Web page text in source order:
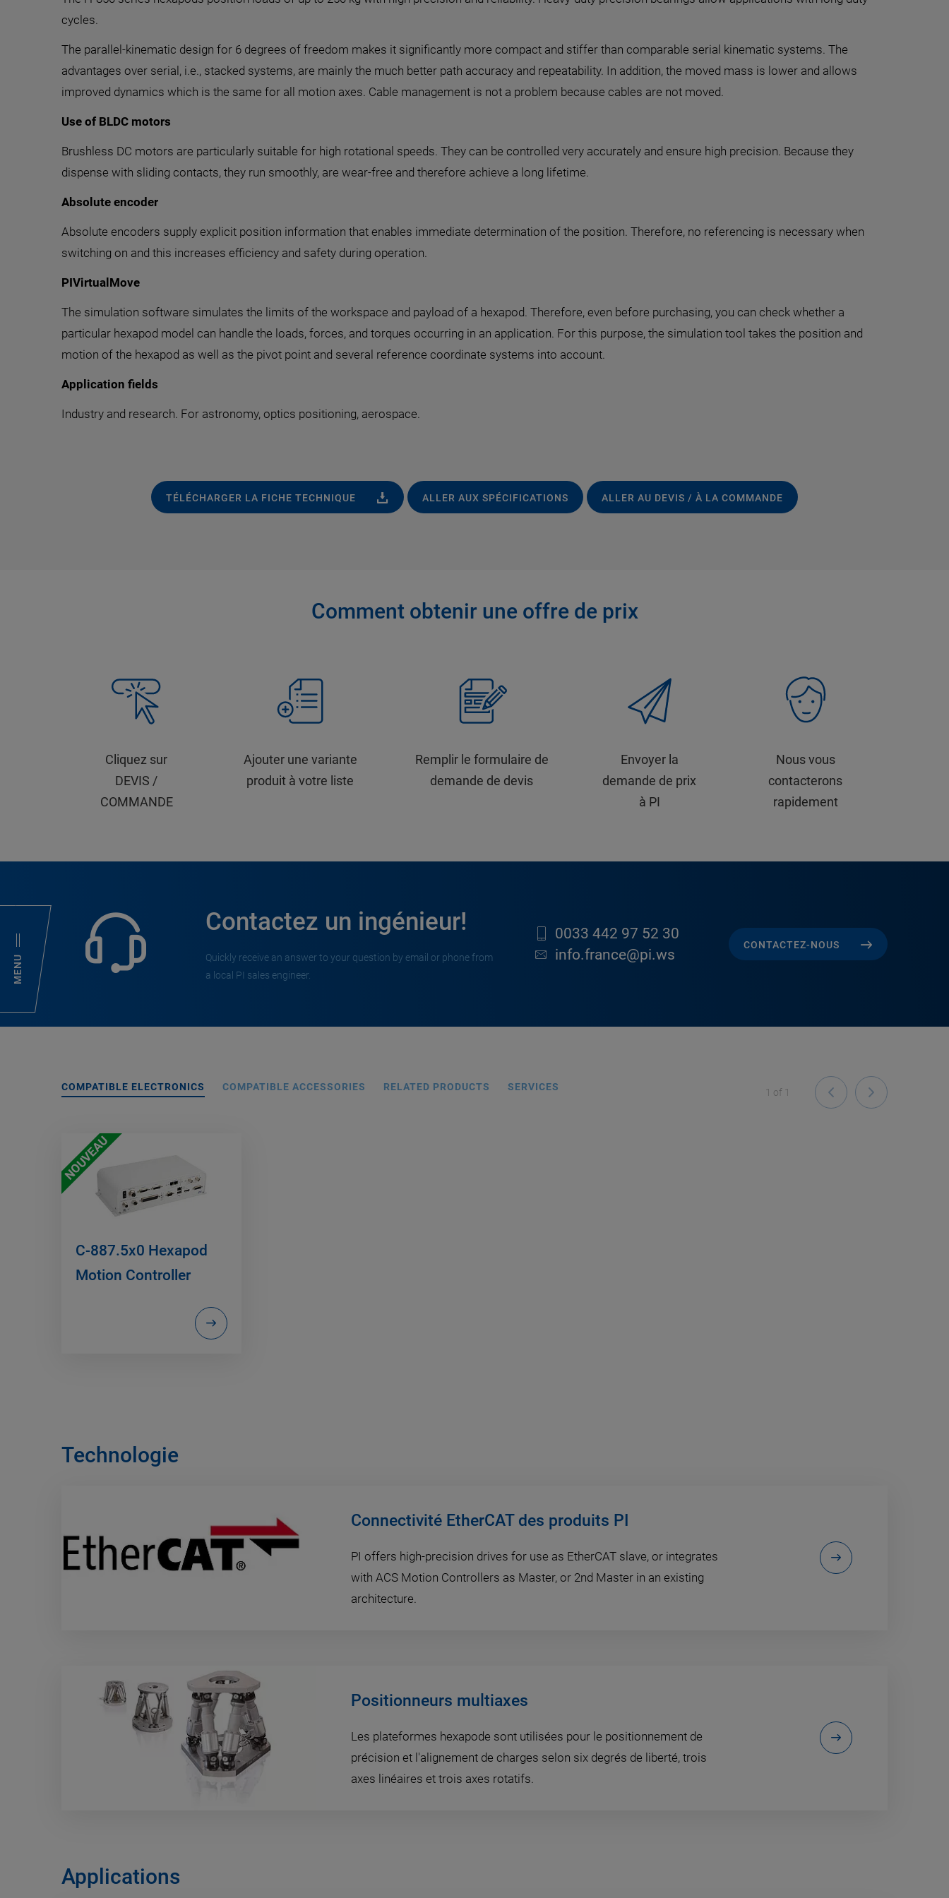
MENU
cycles.
The parallel-kinematic design for 6 degrees of freedom makes it significantly more compact and stiffer than comparable serial kinematic systems. The
advantages over serial, i.e., stacked systems, are mainly the much better path accuracy and repeatability. In addition, the moved mass is lower and allows
improved dynamics which is the same for all motion axes. Cable management is not a problem because cables are not moved.
Use of BLDC motors
Brushless DC motors are particularly suitable for high rotational speeds. They can be controlled very accurately and ensure high precision. Because they
dispense with sliding contacts, they run smoothly, are wear-free and therefore achieve a long lifetime.
Absolute encoder
Absolute encoders supply explicit position information that enables immediate determination of the position. Therefore, no referencing is necessary when
switching on and this increases efficiency and safety during operation.
PIVirtualMove
The simulation software simulates the limits of the workspace and payload of a hexapod. Therefore, even before purchasing, you can check whether a
particular hexapod model can handle the loads, forces, and torques occurring in an application. For this purpose, the simulation tool takes the position and
motion of the hexapod as well as the pivot point and several reference coordinate systems into account.
Application fields
Industry and research. For astronomy, optics positioning, aerospace.
TÉLÉCHARGER LA FICHE TECHNIQUE ALLER AUX SPÉCIFICATIONS ALLER AU DEVIS / À LA COMMANDE
Comment obtenir une offre de prix
Cliquez sur
DEVIS /
COMMANDE
Ajouter une variante
produit à votre liste
Remplir le formulaire de
demande de devis
Envoyer la
demande de prix
à PI
Nous vous
contacterons
rapidement
Contactez un ingénieur!
Quickly receive an answer to your question by email or phone from
a local PI sales engineer.
0033 442 97 52 30
info.france@pi.ws
CONTACTEZ-NOUS
COMPATIBLE ELECTRONICS COMPATIBLE ACCESSORIES RELATED PRODUCTS SERVICES 1 of 1
NOUVEAU
C-887.5x0 Hexapod
Motion Controller
Technologie
Connectivité EtherCAT des produits PI
PI offers high-precision drives for use as EtherCAT slave, or integrates
with ACS Motion Controllers as Master, or 2nd Master in an existing
architecture.
Positionneurs multiaxes
Les plateformes hexapode sont utilisées pour le positionnement de
précision et l'alignement de charges selon six degrés de liberté, trois
axes linéaires et trois axes rotatifs.
Applications